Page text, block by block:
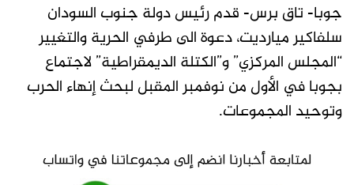
جوبا- تاق برس- قدم رئيس دولة جنوب السودان
سلفاكير ميارديت، دعوة الى طرفي الحرية والتغيير
“المجلس المركزي” و”الكتلة الديمقراطية” لاجتماع
بجوبا في الأول من نوفمبر المقبل لبحث إنهاء الحرب
وتوحيد المجموعات.